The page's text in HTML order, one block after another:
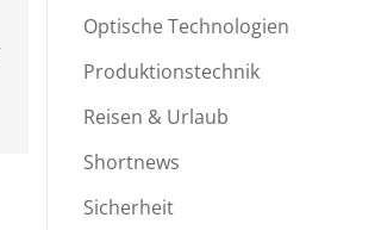
Optische Technologien
Produktionstechnik
Reisen & Urlaub
Shortnews
Sicherheit